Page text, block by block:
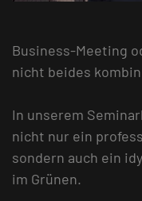
Business-Meeting
nicht beides
In unserem
nicht nur ein
sondern auch ein
im Grünen.